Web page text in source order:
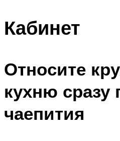
Кабинет
Относите
кухню сразу
чаепития